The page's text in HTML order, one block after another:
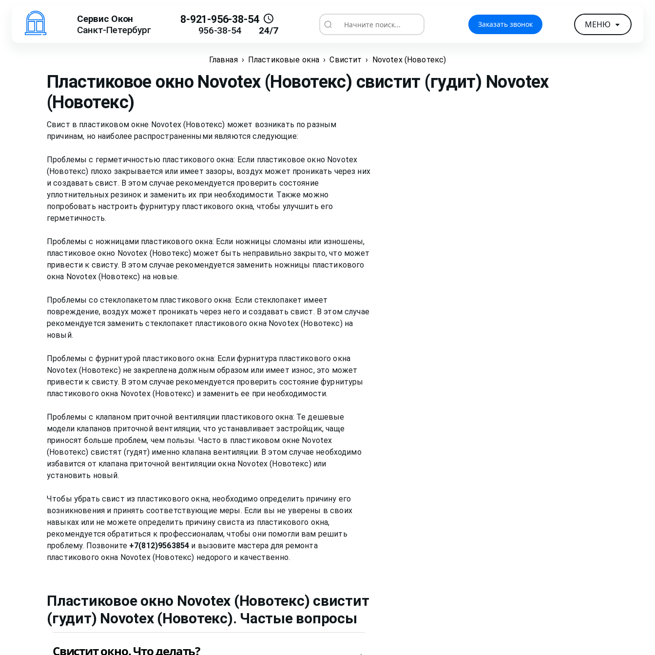
Сервис Окон
Санкт-Петербург
8-921-956-38-54
956-38-54 24/7 Начните поиск... Заказать звонок МЕНЮ
Главная › Пластиковые окна › Свистит › Novotex (Новотекс)
Пластиковое окно Novotex (Новотекс) свистит (гудит) Novotex
(Новотекс)
Свист в пластиковом окне Novotex (Новотекс) может возникать по разным
причинам, но наиболее распространенными являются следующие:
Проблемы с герметичностью пластикового окна: Если пластиковое окно Novotex
(Новотекс) плохо закрывается или имеет зазоры, воздух может проникать через них
и создавать свист. В этом случае рекомендуется проверить состояние
уплотнительных резинок и заменить их при необходимости. Также можно
попробовать настроить фурнитуру пластикового окна, чтобы улучшить его
герметичность.
Проблемы с ножницами пластикового окна: Если ножницы сломаны или изношены,
пластиковое окно Novotex (Новотекс) может быть неправильно закрыто, что может
привести к свисту. В этом случае рекомендуется заменить ножницы пластикового
окна Novotex (Новотекс) на новые.
Проблемы со стеклопакетом пластикового окна: Если стеклопакет имеет
повреждение, воздух может проникать через него и создавать свист. В этом случае
рекомендуется заменить стеклопакет пластикового окна Novotex (Новотекс) на
новый.
Проблемы с фурнитурой пластикового окна: Если фурнитура пластикового окна
Novotex (Новотекс) не закреплена должным образом или имеет износ, это может
привести к свисту. В этом случае рекомендуется проверить состояние фурнитуры
пластикового окна Novotex (Новотекс) и заменить ее при необходимости.
Проблемы с клапаном приточной вентиляции пластикового окна: Те дешевые
модели клапанов приточной вентиляции, что устанавливает застройщик, чаще
приносят больше проблем, чем пользы. Часто в пластиковом окне Novotex
(Новотекс) свистят (гудят) именно клапана вентиляции. В этом случае необходимо
избавится от клапана приточной вентиляции окна Novotex (Новотекс) или
установить новый.
Чтобы убрать свист из пластикового окна, необходимо определить причину его
возникновения и принять соответствующие меры. Если вы не уверены в своих
навыках или не можете определить причину свиста из пластикового окна,
рекомендуется обратиться к профессионалам, чтобы они помогли вам решить
проблему. Позвоните +7(812)9563854 и вызовите мастера для ремонта
Пластиковое окно Novotex (Новотекс) свистит
(гудит) Novotex (Новотекс). Частые вопросы
Свистит окно. Что делать?